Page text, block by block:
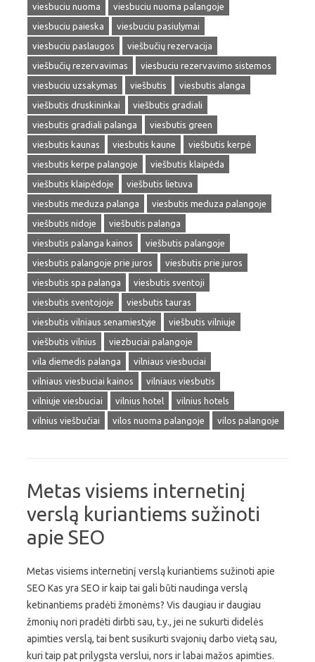
viesbuciu nuoma
viesbuciu nuoma palangoje
viesbuciu paieska
viesbuciu pasiulymai
viesbuciu paslaugos
viešbučių rezervacija
viešbučių rezervavimas
viesbuciu rezervavimo sistemos
viesbuciu uzsakymas
viešbutis
viesbutis alanga
viešbutis druskininkai
viešbutis gradiali
viesbutis gradiali palanga
viesbutis green
viesbutis kaunas
viesbutis kaune
viešbutis kerpė
viesbutis kerpe palangoje
viešbutis klaipėda
viešbutis klaipėdoje
viešbutis lietuva
viesbutis meduza palanga
viesbutis meduza palangoje
viešbutis nidoje
viešbutis palanga
viesbutis palanga kainos
viešbutis palangoje
viesbutis palangoje prie juros
viesbutis prie juros
viesbutis spa palanga
viesbutis sventoji
viesbutis sventojoje
viesbutis tauras
viesbutis vilniaus senamiestyje
viešbutis vilniuje
viešbutis vilnius
viezbuciai palangoje
vila diemedis palanga
vilniaus viesbuciai
vilniaus viesbuciai kainos
vilniaus viesbutis
vilniuje viesbuciai
vilnius hotel
vilnius hotels
vilnius viešbučiai
vilos nuoma palangoje vilos palangoje
Metas visiems internetinį
verslą kuriantiems sužinoti
apie SEO
Metas visiems internetinį verslą kuriantiems sužinoti apie
SEO Kas yra SEO ir kaip tai gali būti naudinga verslą
ketinantiems pradėti žmonėms? Vis daugiau ir daugiau
žmonių nori pradėti dirbti sau, t.y., jei ne sukurti didelės
apimties verslą, tai bent susikurti svajonių darbo vietą sau,
kuri taip pat prilygsta verslui, nors ir labai mažos apimties.